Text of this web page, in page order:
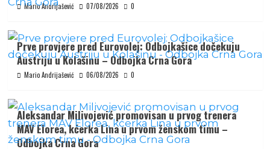
Mario Andrijašević 07/08/2026 0
Prve provjere pred Eurovolej: Odbojkašice dočekuju
Austriju u Kolašinu – Odbojka Crna Gora
Mario Andrijašević 06/08/2026 0
Aleksandar Milivojević promovisan u prvog trenera
MAV Elorea, kćerka Lina u prvom ženskom timu –
Odbojka Crna Gora